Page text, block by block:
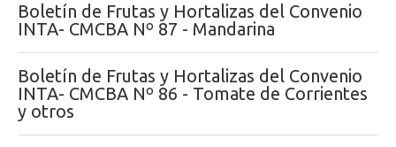
Boletín de Frutas y Hortalizas del Convenio
INTA- CMCBA Nº 87 - Mandarina
Boletín de Frutas y Hortalizas del Convenio
INTA- CMCBA Nº 86 - Tomate de Corrientes
y otros